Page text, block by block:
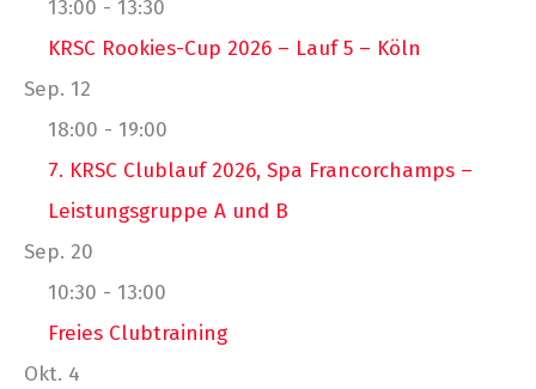
13:00 - 13:30
KRSC Rookies-Cup 2026 – Lauf 5 – Köln
Sep. 12
18:00 - 19:00
7. KRSC Clublauf 2026, Spa Francorchamps –
Leistungsgruppe A und B
Sep. 20
10:30 - 13:00
Freies Clubtraining
Okt. 4